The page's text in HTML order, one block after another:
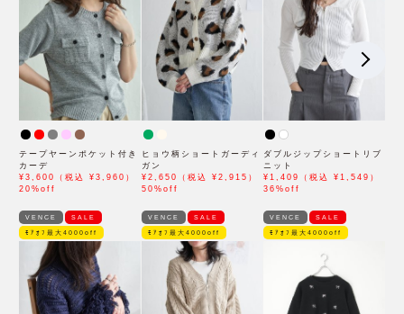
テープヤーンポケット付き
カーデ
¥3,600（税込 ¥3,960）
20%off
ヒョウ柄ショートガーディ
ガン
¥2,650（税込 ¥2,915）
50%off
ダブルジップショートリブ
ニット
¥1,409（税込 ¥1,549）
36%off
VENCE SALE
ﾓｱｵﾌ最大4000off
VENCE SALE
ﾓｱｵﾌ最大4000off
VENCE SALE
ﾓｱｵﾌ最大4000off